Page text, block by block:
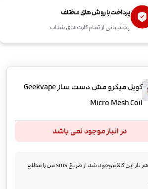
پرداخت با روش های مختلف
پشتیبانی از تمام کارت‌های شتاب
کویل میکرو مش دست ساز Geekvape
Micro Mesh Coil
در انبار موجود نمی باشد
هر بار این کالا موجود شد از طریق sms من را مطلع